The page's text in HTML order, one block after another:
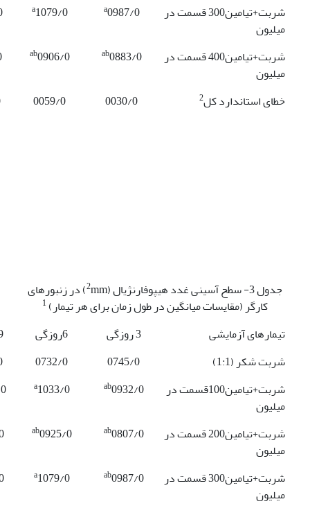
شربت+تیامین300 قسمت در
میلیون
a0987/0
a1079/0
شربت+تیامین400 قسمت در
میلیون
ab0883/0
ab0906/0
خطای استاندارد کل2
0030/0
0059/0
جدول 3- سطح آسینی غدد هیپوفارنژیال ( 2mm) در زنبورهای
کارگر (مقایسات میانگین در طول زمان برای هر تیمار) 1
تیمارهای آزمایشی 3 روزگی 6روزگی
9
شربت شکر (1:1)
0745/0
0732/0
شربت+تیامین100قسمت در
میلیون
ab0932/0
a1033/0
شربت+تیامین200 قسمت در
میلیون
ab0807/0
ab0925/0
شربت+تیامین300 قسمت در
میلیون
ab0987/0
a1079/0